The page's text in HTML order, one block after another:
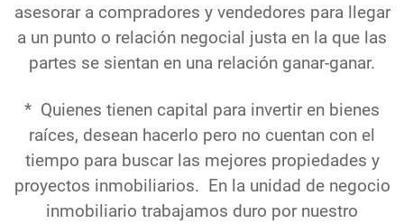
asesorar a compradores y vendedores para llegar
a un punto o relación negocial justa en la que las
partes se sientan en una relación ganar-ganar.
* Quienes tienen capital para invertir en bienes
raíces, desean hacerlo pero no cuentan con el
tiempo para buscar las mejores propiedades y
proyectos inmobiliarios. En la unidad de negocio
inmobiliario trabajamos duro por nuestro